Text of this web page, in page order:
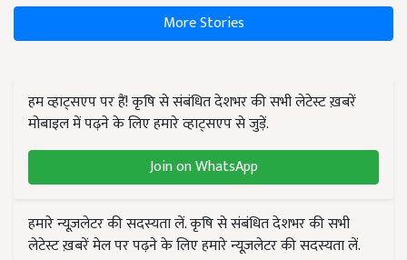
More Stories
हम व्हाट्सएप पर हैं! कृषि से संबंधित देशभर की सभी लेटेस्ट ख़बरें
मोबाइल में पढ़ने के लिए हमारे व्हाट्सएप से जुड़ें.
Join on WhatsApp
हमारे न्यूज़लेटर की सदस्यता लें. कृषि से संबंधित देशभर की सभी
लेटेस्ट ख़बरें मेल पर पढ़ने के लिए हमारे न्यूज़लेटर की सदस्यता लें.